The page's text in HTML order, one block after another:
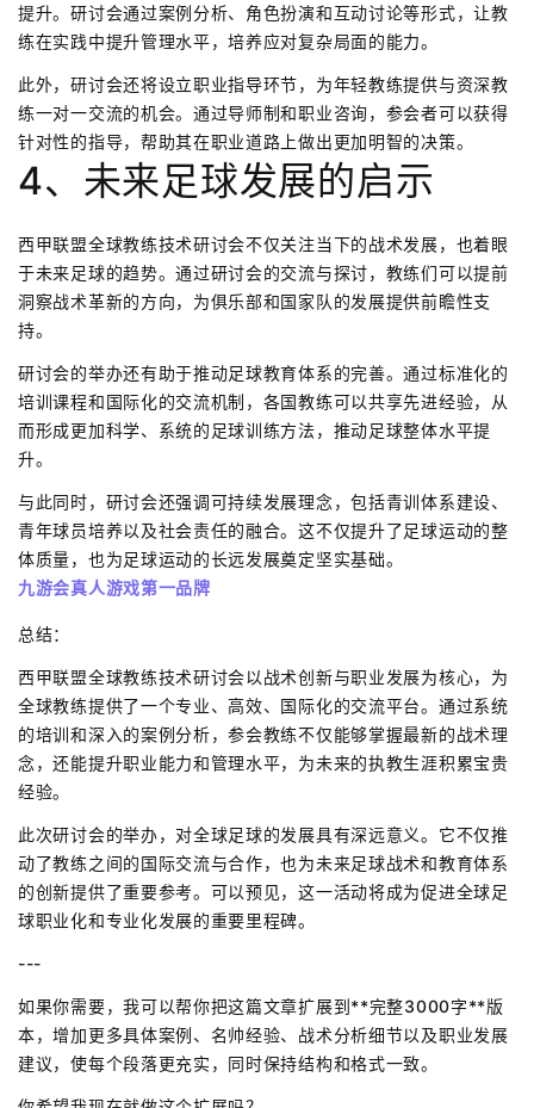
提升。研讨会通过案例分析、角色扮演和互动讨论等形式，让教
练在实践中提升管理水平，培养应对复杂局面的能力。
此外，研讨会还将设立职业指导环节，为年轻教练提供与资深教
练一对一交流的机会。通过导师制和职业咨询，参会者可以获得
针对性的指导，帮助其在职业道路上做出更加明智的决策。
4、未来足球发展的启示
西甲联盟全球教练技术研讨会不仅关注当下的战术发展，也着眼
于未来足球的趋势。通过研讨会的交流与探讨，教练们可以提前
洞察战术革新的方向，为俱乐部和国家队的发展提供前瞻性支
持。
研讨会的举办还有助于推动足球教育体系的完善。通过标准化的
培训课程和国际化的交流机制，各国教练可以共享先进经验，从
而形成更加科学、系统的足球训练方法，推动足球整体水平提
升。
与此同时，研讨会还强调可持续发展理念，包括青训体系建设、
青年球员培养以及社会责任的融合。这不仅提升了足球运动的整
体质量，也为足球运动的长远发展奠定坚实基础。
九游会真人游戏第一品牌
总结：
西甲联盟全球教练技术研讨会以战术创新与职业发展为核心，为
全球教练提供了一个专业、高效、国际化的交流平台。通过系统
的培训和深入的案例分析，参会教练不仅能够掌握最新的战术理
念，还能提升职业能力和管理水平，为未来的执教生涯积累宝贵
经验。
此次研讨会的举办，对全球足球的发展具有深远意义。它不仅推
动了教练之间的国际交流与合作，也为未来足球战术和教育体系
的创新提供了重要参考。可以预见，这一活动将成为促进全球足
球职业化和专业化发展的重要里程碑。
---
如果你需要，我可以帮你把这篇文章扩展到**完整3000字**版
本，增加更多具体案例、名帅经验、战术分析细节以及职业发展
建议，使每个段落更充实，同时保持结构和格式一致。